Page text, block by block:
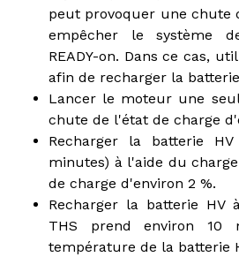
peut provoquer une chute
empêcher le système
READY-on. Dans ce cas,
afin de recharger la batterie
Lancer le moteur une
chute de l'état de charge
Recharger la batterie
minutes) à l'aide du
de charge d'environ 2 %.
Recharger la batterie HV
THS prend environ 10
température de la batterie